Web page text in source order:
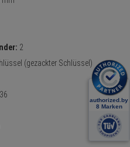
2
(gezackter Schlüssel)